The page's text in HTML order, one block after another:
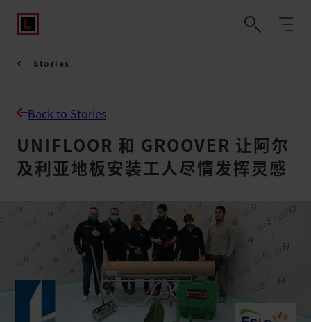
Stories
Back to Stories
UNIFLOOR 和 GROOVER 让阿尔
及利亚地板安装工人尽情发挥灵感